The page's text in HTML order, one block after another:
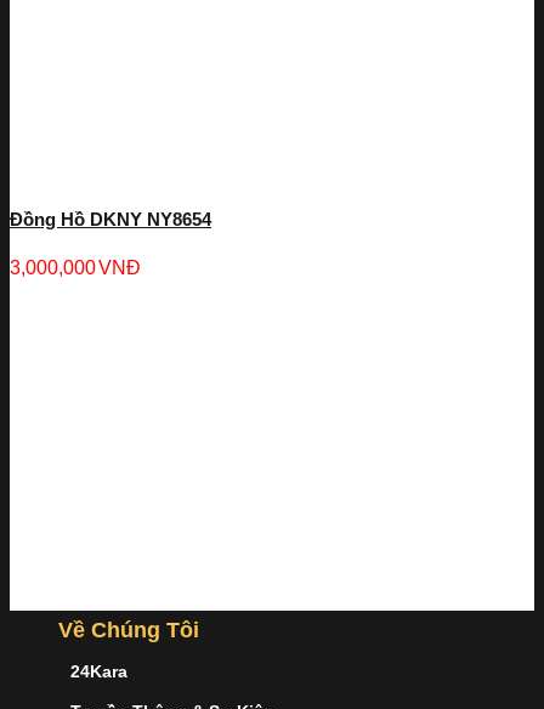
Đồng Hồ DKNY NY8654
3,000,000VNĐ
Về Chúng Tôi
24Kara